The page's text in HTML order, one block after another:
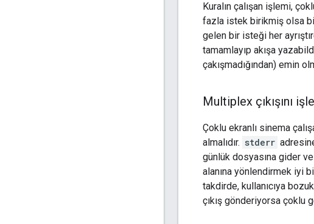
Kuralın çalışan işlemi,
fazla istek birikmiş olsa
gelen bir isteği her
tamamlayıp akışa
çakışmadığından) emin
Multiplex çıkışını
Çoklu ekranlı sinema
almalıdır. stderr
günlük dosyasına gider
alanına yönlendirmek iyi
takdirde, kullanıcıya
çıkış gönderiyorsa çoklu